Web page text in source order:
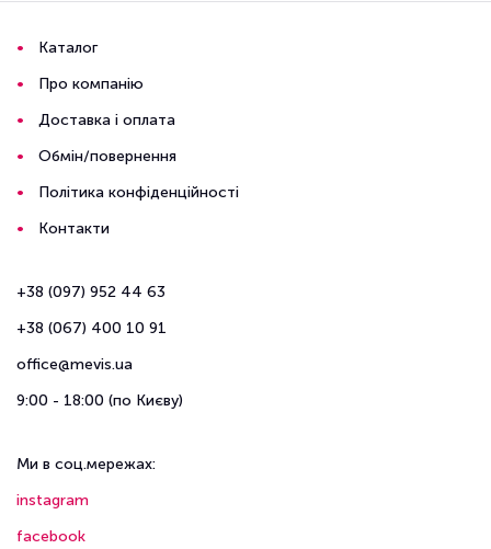
Каталог
Про компанію
Доставка і оплата
Обмін/повернення
Політика конфіденційності
Контакти
+38 (097) 952 44 63
+38 (067) 400 10 91
office@mevis.ua
9:00 - 18:00 (по Києву)
Ми в соц.мережах:
instagram
facebook